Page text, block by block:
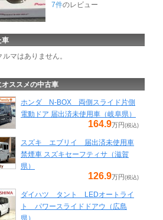
7件のレビュー
車
マはありません。
オススメの中古車
ホンダ N-BOX 両側スライド片側
電動ドア 届出済未使用車（岐阜県）
164.9万円(税込)
スズキ エブリイ 届出済未使用車
禁煙車 スズキセーフティサ（滋賀
県）
126.9万円(税込)
ダイハツ タント LEDオートライ
ト パワースライドドアウ（広島
県）